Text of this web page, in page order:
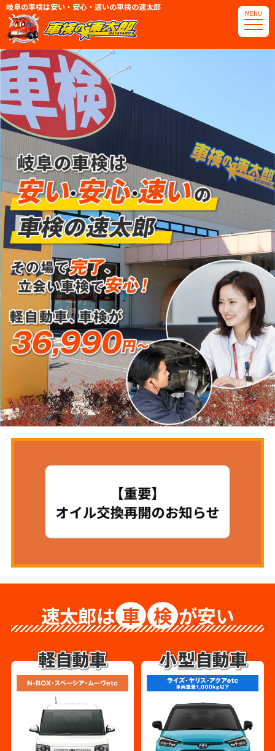
岐阜の車検は安い・安心・速いの車検の速太郎
電話番号・アクセス
可児店
MENU
速太郎は 車 検 が安い